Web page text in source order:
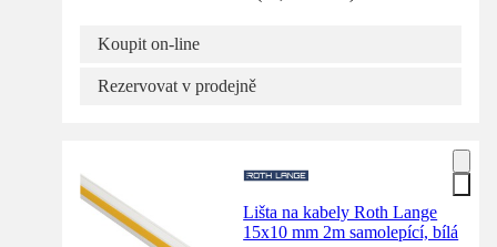
Koupit on-line
Rezervovat v prodejně
Lišta na kabely Roth Lange
15x10 mm 2m samolepící, bílá